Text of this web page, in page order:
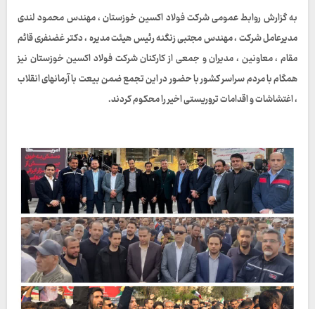
به گزارش روابط عمومی شرکت فولاد اکسین خوزستان ، مهندس محمود لندی
مدیرعامل شرکت ، مهندس مجتبی زنگنه رئیس هیئت مدیره ، دکتر غضنفری قائم
مقام ، معاونین ، مدیران و جمعی از کارکنان شرکت فولاد اکسین خوزستان نیز
همگام با مردم سراسر کشور با حضور در این تجمع ضمن بیعت با آرمانهای انقلاب
، اغتشاشات و اقدامات تروریستی اخیر را محکوم کردند.